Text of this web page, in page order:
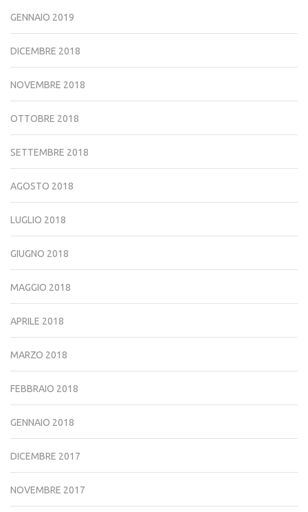
GENNAIO 2019
DICEMBRE 2018
NOVEMBRE 2018
OTTOBRE 2018
SETTEMBRE 2018
AGOSTO 2018
LUGLIO 2018
GIUGNO 2018
MAGGIO 2018
APRILE 2018
MARZO 2018
FEBBRAIO 2018
GENNAIO 2018
DICEMBRE 2017
NOVEMBRE 2017